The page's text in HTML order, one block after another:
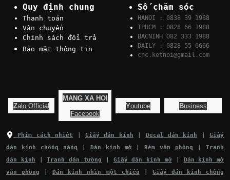
Quy định chung
Thanh toán
Vận chuyển
Chính sách đổi trả
Bảo mật thông tin
Số chăm sóc
HANOI : 0838 39 1988
TPHCM : 0828 66 1988
BACNINH 082 333 1988
DAILY : 0828 55 6666
cnc.ketnoi@gmail.com
Zalo Official
MANG XA HOI
Facebook
Youtube Business
Phim cách nhiệt Giấy dán kính Decal dán kính |Giấy
dán kính chống nắng
Dán kính mờ |Rèm văn phòng |Tranh
dán kính
Tranh dán tường Giấy dán kính mờ
Dán kính mờ
văn phòng
|Dán kính nhìn một chiều
Giấy dán kính chống